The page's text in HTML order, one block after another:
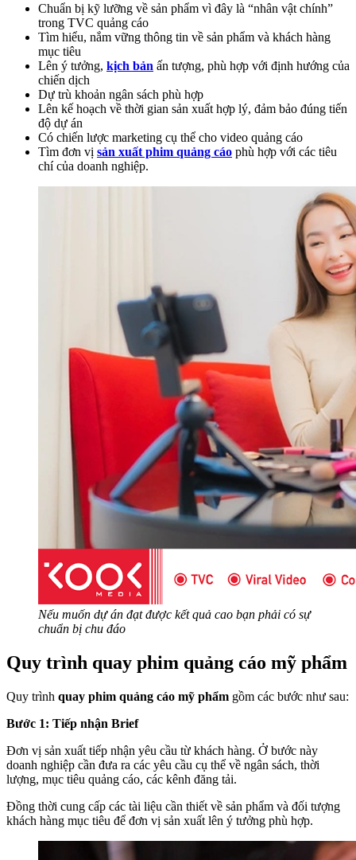
Chuẩn bị kỹ lưỡng về sản phẩm vì đây là “nhân vật chính”
trong TVC quảng cáo
Tìm hiểu, nắm vững thông tin về sản phẩm và khách hàng
mục tiêu
Lên ý tưởng, kịch bản ấn tượng, phù hợp với định hướng của
chiến dịch
Dự trù khoản ngân sách phù hợp
Lên kế hoạch về thời gian sản xuất hợp lý, đảm bảo đúng tiến
độ dự án
Có chiến lược marketing cụ thể cho video quảng cáo
Tìm đơn vị sản xuất phim quảng cáo phù hợp với các tiêu
chí của doanh nghiệp.
Nếu muốn dự án đạt được kết quả cao bạn phải có sự
chuẩn bị chu đáo
Quy trình quay phim quảng cáo mỹ phẩm
Quy trình quay phim quảng cáo mỹ phẩm gồm các bước như sau:
Bước 1: Tiếp nhận Brief
Đơn vị sản xuất tiếp nhận yêu cầu từ khách hàng. Ở bước này
doanh nghiệp cần đưa ra các yêu cầu cụ thể về ngân sách, thời
lượng, mục tiêu quảng cáo, các kênh đăng tải.
Đồng thời cung cấp các tài liệu cần thiết về sản phẩm và đối tượng
khách hàng mục tiêu để đơn vị sản xuất lên ý tưởng phù hợp.